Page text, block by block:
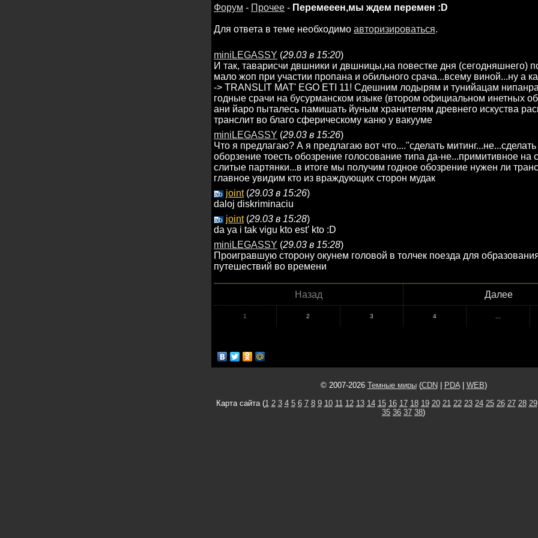
Форум - Прочее - Перемееен,мы ждем перемен :D
Для ответа в теме необходимо авторизироваться.
miniLEGASSY (29.03 в 15:20)
И так, таварисчи двшники и двшницы,на повестке дня (сегодняшнего)
мало жоп при участии пропана и обильного срача...всему виной...ну а
-> TRANSLIT MAT' EGO ETI 11! Сдешним лодырям и тунийацам
годные срачи на бусурманском изыке (втором официальном инетных
ани йаро пыталесь памишать йуным хранителям древнего искуства
транслит во благо сферическому каню у вакууме
miniLEGASSY (29.03 в 15:26)
Что я предлагаю? А я предлагаю вот что...."сделать
оборзение тоесть обозрение голосование типа да-не...примитивное на
слитые партянки...в итоге мы получим годное обозрение нужен ли
главное увидим кто из враждующих сторон мудак
joint(29.03 в 15:26)
daloj diskriminaciu
joint(29.03 в 15:28)
da ya i tak vigu kto est' kto :D
miniLEGASSY (29.03 в 15:28)
Проигравшую сторону окунем головой в толчек поезда для
путешествий во времени
Назад Далее
1 2 3 4
© 2007-2026 Темные миры(CDN PDA| WEB)
Карта сайта (1 2 3 4 5 6 7 8 9 10 11 12 13 14 15 16 17 18 19 20 21 22 23 24 25 26 27 28 29
35 36 37 38)